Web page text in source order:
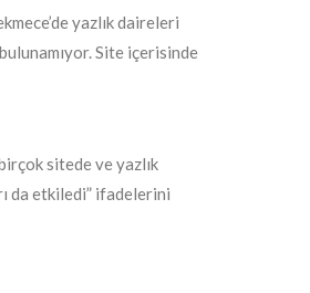
yazlık daireleri
Site içerisinde
sitede ve yazlık
da etkiledi” ifadelerini